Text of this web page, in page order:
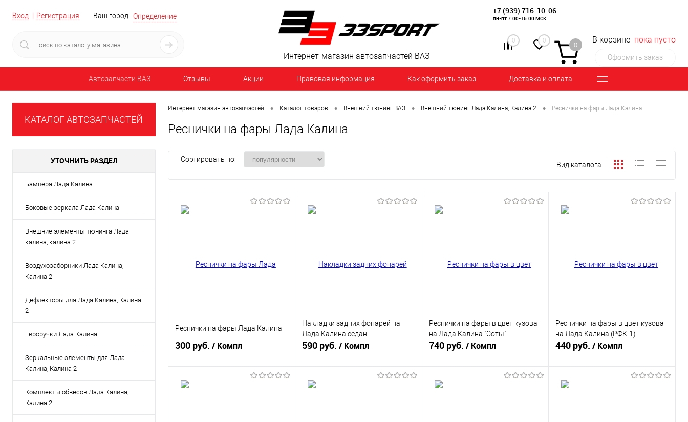
Вход Регистрация Ваш город: Определение
+7 (939) 716-10-06
пн-пт 7:00-16:00 МСК
0 0
0
В корзине пока пусто
Оформить заказ
Интернет-магазин автозапчастей ВАЗ
Автозапчасти ВАЗ Отзывы Акции Правовая информация Как оформить заказ Доставка и оплата
КАТАЛОГ АВТОЗАПЧАСТЕЙ
УТОЧНИТЬ РАЗДЕЛ
Бампера Лада Калина
Боковые зеркала Лада Калина
Внешние элементы тюнинга Лада
калина, калина 2
Воздухозаборники Лада Калина,
Калина 2
Дефлекторы для Лада Калина, Калина
2
Евроручки Лада Калина
Зеркальные элементы для Лада
Калина, Калина 2
Комплекты обвесов Лада Калина,
Калина 2
Интернет-магазин автозапчастей • Каталог товаров • Внешний тюнинг ВАЗ • Внешний тюнинг Лада Калина, Калина 2 • Реснички на фары Лада Калина
Реснички на фары Лада Калина
Сортировать по:
Вид каталога:
Реснички на фары Лада Калина
300 руб. / Компл
Накладки задних фонарей на
Лада Калина седан
590 руб. / Компл
Реснички на фары в цвет кузова
на Лада Калина "Соты"
740 руб. / Компл
Реснички на фары в цвет кузова
на Лада Калина (РФК-1)
440 руб./ Компл